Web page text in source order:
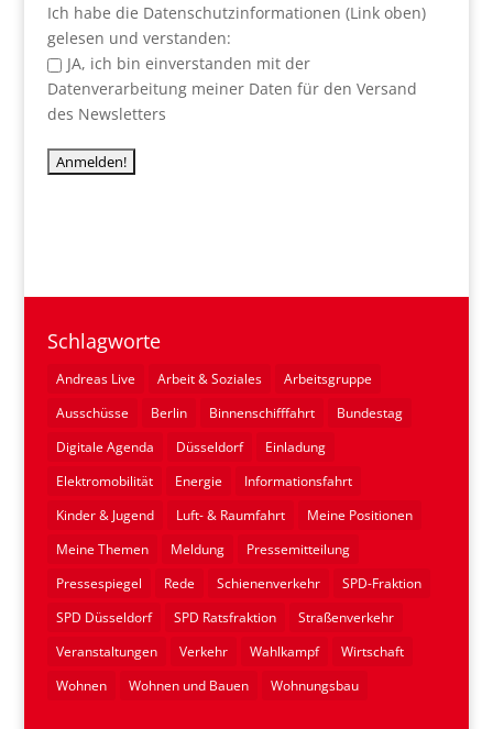
Ich habe die Datenschutzinformationen (Link oben)
gelesen und verstanden:
JA, ich bin einverstanden mit der
Datenverarbeitung meiner Daten für den Versand
des Newsletters
Schlagworte
Andreas Live Arbeit & Soziales
Arbeitsgruppe
Ausschüsse
Berlin Binnenschifffahrt
Bundestag
Digitale Agenda
Düsseldorf
Einladung
Elektromobilität
Energie
Informationsfahrt
Kinder & Jugend
Luft- & Raumfahrt
Meine Positionen
Meine Themen
Meldung
Pressemitteilung
Pressespiegel
Rede Schienenverkehr
SPD-Fraktion
SPD Düsseldorf
SPD Ratsfraktion
Straßenverkehr
Veranstaltungen
Verkehr Wahlkampf
Wirtschaft
Wohnen
Wohnen und Bauen Wohnungsbau